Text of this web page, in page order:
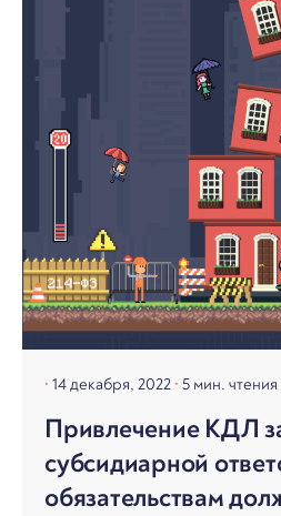
14 декабря, 2022 5 мин. чтения
Привлечение КДЛ
субсидиарной
обязательствам